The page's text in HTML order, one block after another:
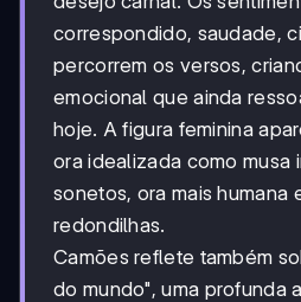
correspondido, saudade,
percorrem os versos,
emocional que ainda
hoje. A figura feminina
ora idealizada como musa
sonetos, ora mais humana
redondilhas.
Camões reflete também
do mundo", uma profunda